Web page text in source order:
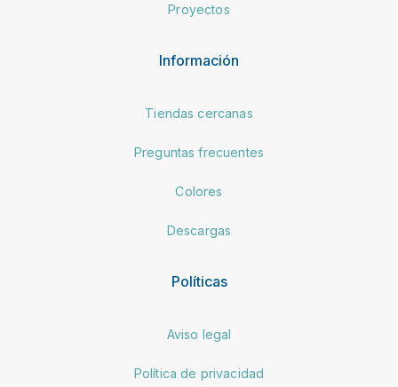
Proyectos
Información
Tiendas cercanas
Preguntas frecuentes
Colores
Descargas
Políticas
Aviso legal
Política de privacidad